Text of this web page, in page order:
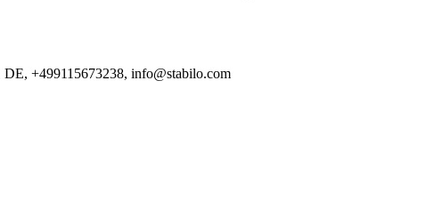
+499115673238, info@stabilo.com